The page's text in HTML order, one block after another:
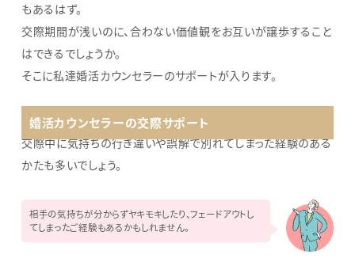
もあるはず。
交際期間が浅いのに、合わない価値観をお互いが譲歩すること
はできるでしょうか。
そこに私達婚活カウンセラーのサポートが入ります。
婚活カウンセラーの交際サポート
交際中に気持ちの行き違いや誤解で別れてしまった経験のある
かたも多いでしょう。
相手の気持ちが分からずヤキモキしたり、フェードアウトし
てしまったご経験もあるかもしれません。